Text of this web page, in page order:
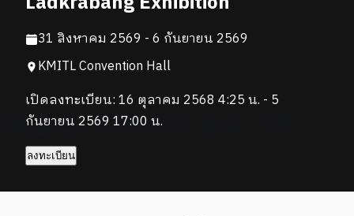
31 สิงหาคม 2569 - 6 กันยายน 2569
KMITL Convention Hall
เปิดลงทะเบียน:16 ตุลาคม 2568 4:25 น. - 5
กันยายน 2569 17:00 น.
ลงทะเบียน